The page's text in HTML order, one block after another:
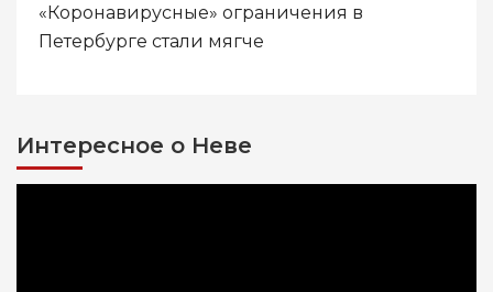
«Коронавирусные» ограничения в
Петербурге стали мягче
Интересное о Неве